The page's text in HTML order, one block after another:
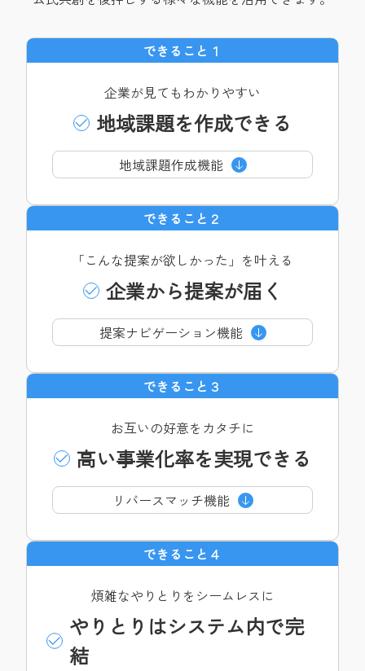
できること１
企業が見てもわかりやすい
地域課題を作成できる
地域課題作成機能
できること２
「こんな提案が欲しかった」を叶える
企業から提案が届く
提案ナビゲーション機能
できること３
お互いの好意をカタチに
高い事業化率を実現できる
リバースマッチ機能
できること４
煩雑なやりとりをシームレスに
やりとりはシステム内で完
結